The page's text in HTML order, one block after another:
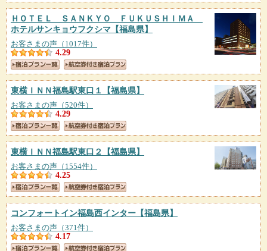
ＨＯＴＥＬ ＳＡＮＫＹＯ ＦＵＫＵＳＨＩＭＡ
ホテルサンキョウフクシマ 【福島県】
お客さまの声（1017件）
4.29
東横ＩＮＮ福島駅東口１ 【福島県】
お客さまの声（520件）
4.29
東横ＩＮＮ福島駅東口２ 【福島県】
お客さまの声（1554件）
4.25
コンフォートイン福島西インター 【福島県】
お客さまの声（371件）
4.17